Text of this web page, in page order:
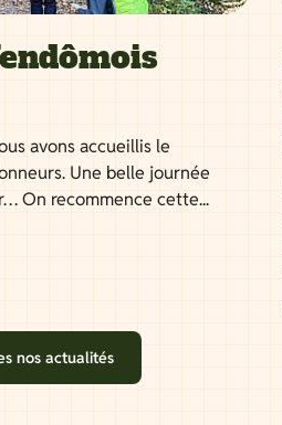
avons accueillis le
Une belle journée
On recommence cette...
nos actualités